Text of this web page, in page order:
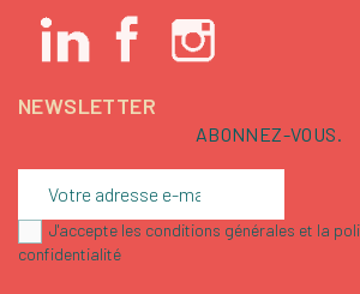
NEWSLETTER
ABONNEZ-VOUS.
J'accepte les conditions générales et la
confidentialité